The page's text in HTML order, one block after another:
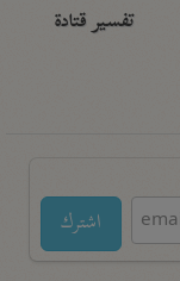
تفسير قتادة
اشترك